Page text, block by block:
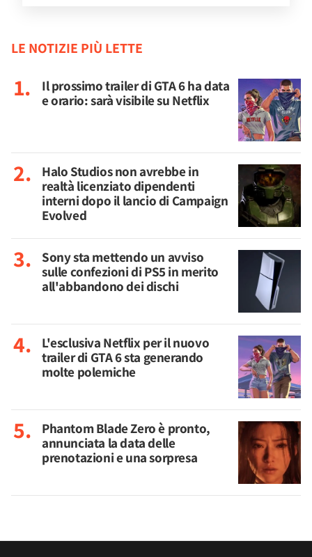
LE NOTIZIE PIÙ LETTE
Il prossimo trailer di GTA 6 ha data
e orario: sarà visibile su Netflix
Halo Studios non avrebbe in
realtà licenziato dipendenti
interni dopo il lancio di Campaign
Evolved
Sony sta mettendo un avviso
sulle confezioni di PS5 in merito
all'abbandono dei dischi
L'esclusiva Netflix per il nuovo
trailer di GTA 6 sta generando
molte polemiche
Phantom Blade Zero è pronto,
annunciata la data delle
prenotazioni e una sorpresa